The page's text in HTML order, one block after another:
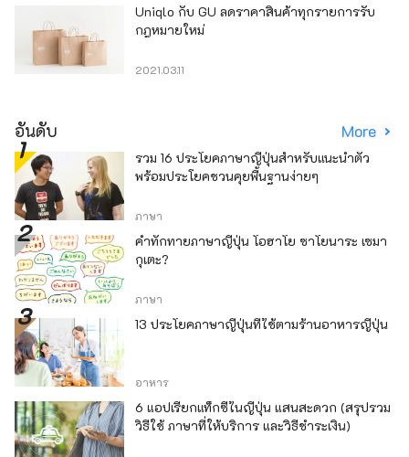
Uniqlo กับ GU ลดราคาสินค้าทุกรายการรับ
กฎหมายใหม่
2021.03.11
อันดับ More
รวม 16 ประโยคภาษาญี่ปุ่นสำหรับแนะนำตัว
พร้อมประโยคชวนคุยพื้นฐานง่ายๆ
ภาษา
คำทักทายภาษาญี่ปุ่น โอฮาโย ซาโยนาระ เซมา
กุเตะ?
ภาษา
13 ประโยคภาษาญี่ปุ่นที่ใช้ตามร้านอาหารญี่ปุ่น
อาหาร
6 แอปเรียกแท็กซี่ในญี่ปุ่น แสนสะดวก (สรุปรวม
วิธีใช้ ภาษาที่ให้บริการ และวิธีชำระเงิน)